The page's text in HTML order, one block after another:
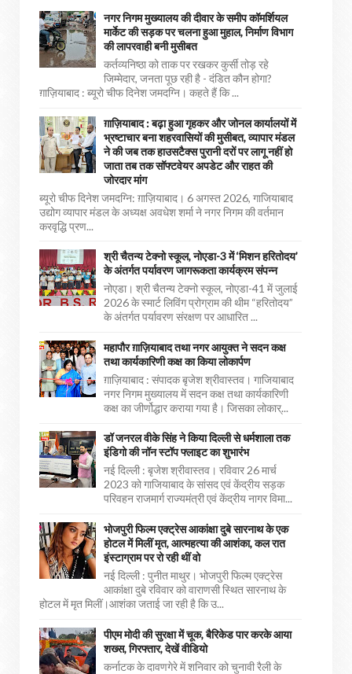
नगर निगम मुख्यालय की दीवार के समीप कॉमर्शियल
मार्केट की सड़क पर चलना हुआ मुहाल, निर्माण विभाग
की लापरवाही बनी मुसीबत
कर्तव्यनिष्ठा को ताक पर रखकर कुर्सी तोड़ रहे
जिम्मेदार, जनता पूछ रही है - दंडित कौन होगा?
ग़ाज़ियाबाद : ब्यूरो चीफ दिनेश जमदग्नि। कहते हैं कि ...
ग़ाज़ियाबाद : बढ़ा हुआ गृहकर और जोनल कार्यालयों में
भ्रष्टाचार बना शहरवासियों की मुसीबत, व्यापार मंडल
ने की जब तक हाउसटैक्स पुरानी दरों पर लागू नहीं हो
जाता तब तक सॉफ्टवेयर अपडेट और राहत की
जोरदार मांग
ब्यूरो चीफ दिनेश जमदग्नि: ग़ाज़ियाबाद। 6 अगस्त 2026, गाजियाबाद
उद्योग व्यापार मंडल के अध्यक्ष अवधेश शर्मा ने नगर निगम की वर्तमान
करवृद्धि प्रण...
श्री चैतन्य टेक्नो स्कूल, नोएडा-3 में ‘मिशन हरितोदय’
के अंतर्गत पर्यावरण जागरूकता कार्यक्रम संपन्न
नोएडा। श्री चैतन्य टेक्नो स्कूल, नोएडा-41 में जुलाई
2026 के स्मार्ट लिविंग प्रोग्राम की थीम “हरितोदय”
के अंतर्गत पर्यावरण संरक्षण पर आधारित ...
महापौर ग़ाज़ियाबाद तथा नगर आयुक्त ने सदन कक्ष
तथा कार्यकारिणी कक्ष का किया लोकार्पण
ग़ाज़ियाबाद : संपादक बृजेश श्रीवास्तव। गाजियाबाद
नगर निगम मुख्यालय में सदन कक्ष तथा कार्यकारिणी
कक्ष का जीर्णोद्धार कराया गया है। जिसका लोकार्...
डॉ जनरल वीके सिंह ने किया दिल्ली से धर्मशाला तक
इंडिगो की नॉन स्टॉप फ्लाइट का शुभारंभ
नई दिल्ली : बृजेश श्रीवास्तव। रविवार 26 मार्च
2023 को गाजियाबाद के सांसद एवं केंद्रीय सड़क
परिवहन राजमार्ग राज्यमंत्री एवं केंद्रीय नागर विमा...
भोजपुरी फिल्म एक्ट्रेस आकांक्षा दुबे सारनाथ के एक
होटल में मिलीं मृत, आत्महत्या की आशंका, कल रात
इंस्टाग्राम पर रो रही थीं वो
नई दिल्ली : पुनीत माथुर। भोजपुरी फिल्म एक्ट्रेस
आकांक्षा दुबे रविवार को वाराणसी स्थित सारनाथ के
होटल में मृत मिलीं।आशंका जताई जा रही है कि उ...
पीएम मोदी की सुरक्षा में चूक, बैरिकेड पार करके आया
शख्स, गिरफ्तार, देखें वीडियो
कर्नाटक के दावणगेरे में शनिवार को चुनावी रैली के